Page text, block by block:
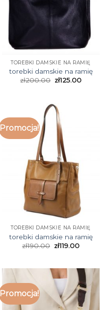
TOREBKI DAMSKIE NA RAMIĘ
torebki damskie na ramię
zł200.00 zł125.00
Promocja!
TOREBKI DAMSKIE NA RAMIĘ
torebki damskie na ramię
zł190.00 zł119.00
Promocja!